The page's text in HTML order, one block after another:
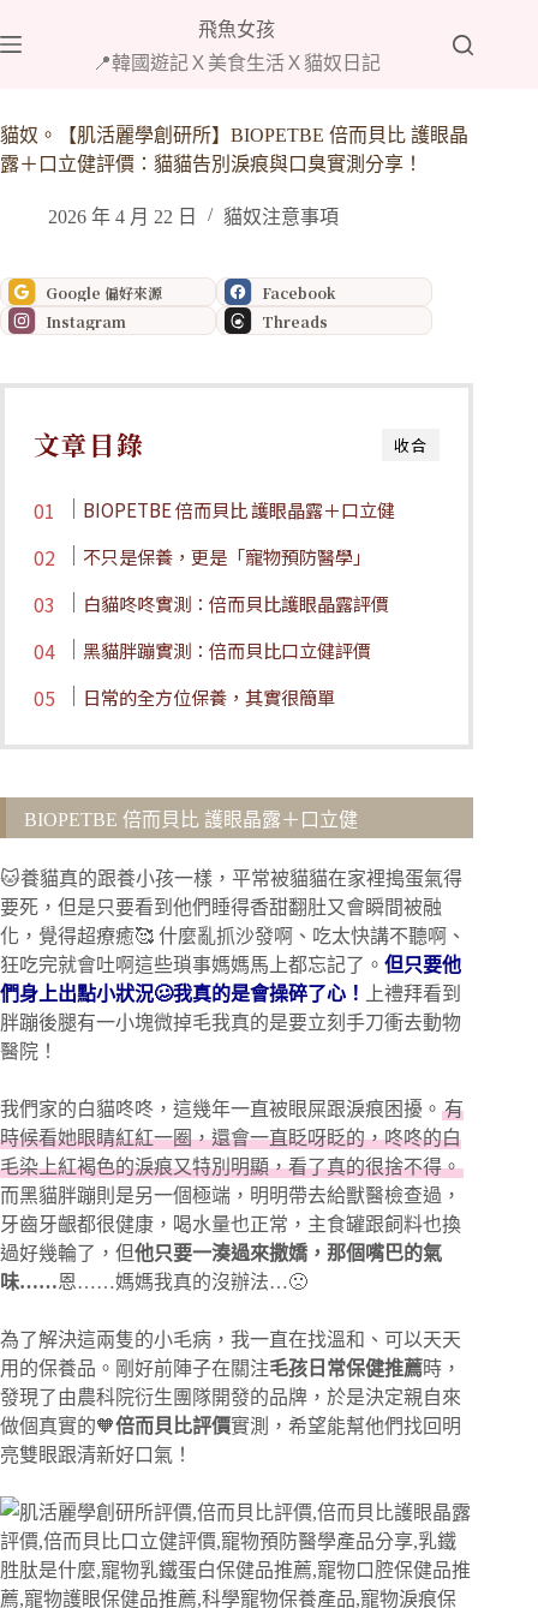
至
內
容
飛魚女孩
📍韓國遊記Ｘ美食生活Ｘ貓奴日記
貓奴。【肌活麗學創研所】BIOPETBE 倍而貝比 護眼晶
露＋口立健評價：貓貓告別淚痕與口臭實測分享！
2026 年 4 月 22 日 貓奴注意事項
Google 偏好來源
Facebook
Instagram
Threads
收合
文章目錄
BIOPETBE 倍而貝比 護眼晶露＋口立健
不只是保養，更是「寵物預防醫學」
白貓咚咚實測：倍而貝比護眼晶露評價
黑貓胖蹦實測：倍而貝比口立健評價
日常的全方位保養，其實很簡單
BIOPETBE 倍而貝比 護眼晶露＋口立健
🐱養貓真的跟養小孩一樣，平常被貓貓在家裡搗蛋氣得
要死，但是只要看到他們睡得香甜翻肚又會瞬間被融
化，覺得超療癒🥰 什麼亂抓沙發啊、吃太快講不聽啊、
狂吃完就會吐啊這些瑣事媽媽馬上都忘記了。 但只要他
們身上出點小狀況🥴我真的是會操碎了心！
上禮拜看到
胖蹦後腿有一小塊微掉毛我真的是要立刻手刀衝去動物
醫院！
我們家的白貓咚咚，這幾年一直被眼屎跟淚痕困擾。 有
時候看她眼睛紅紅一圈，還會一直眨呀眨的，咚咚的白
毛染上紅褐色的淚痕又特別明顯，看了真的很捨不得。
而黑貓胖蹦則是另一個極端，明明帶去給獸醫檢查過，
牙齒牙齦都很健康，喝水量也正常，主食罐跟飼料也換
過好幾輪了，但他只要一湊過來撒嬌，那個嘴巴的氣
味……恩……媽媽我真的沒辦法…🙁
為了解決這兩隻的小毛病，我一直在找溫和、可以天天
用的保養品。剛好前陣子在關注毛孩日常保健推薦時，
發現了由農科院衍生團隊開發的品牌，於是決定親自來
做個真實的🧡倍而貝比評價實測，希望能幫他們找回明
亮雙眼跟清新好口氣！